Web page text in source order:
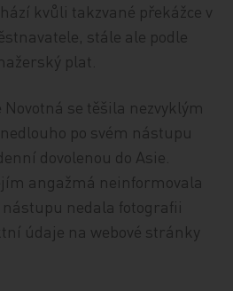
kvůli takzvané překážce v
stále ale podle
plat.
se těšila nezvyklým
po svém nástupu
dovolenou do Asie.
angažmá neinformovala
nedala fotografii
údaje na webové stránky